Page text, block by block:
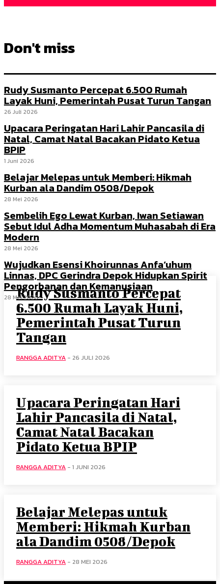
Don't miss
Rudy Susmanto Percepat 6.500 Rumah
Layak Huni, Pemerintah Pusat Turun Tangan
26 Juli 2026
Upacara Peringatan Hari Lahir Pancasila di
Natal, Camat Natal Bacakan Pidato Ketua
BPIP
1 Juni 2026
Belajar Melepas untuk Memberi: Hikmah
Kurban ala Dandim 0508/Depok
28 Mei 2026
Sembelih Ego Lewat Kurban, Iwan Setiawan
Sebut Idul Adha Momentum Muhasabah di Era
Modern
28 Mei 2026
Wujudkan Esensi Khoirunnas Anfa’uhum
Linnas, DPC Gerindra Depok Hidupkan Spirit
Pengorbanan dan Kemanusiaan
28 Mei 2026
Rudy Susmanto Percepat
6.500 Rumah Layak Huni,
Pemerintah Pusat Turun
Tangan
RANGGA ADITYA - 26 JULI 2026
Upacara Peringatan Hari
Lahir Pancasila di Natal,
Camat Natal Bacakan
Pidato Ketua BPIP
RANGGA ADITYA - 1 JUNI 2026
Belajar Melepas untuk
Memberi: Hikmah Kurban
ala Dandim 0508/Depok
RANGGA ADITYA - 28 MEI 2026